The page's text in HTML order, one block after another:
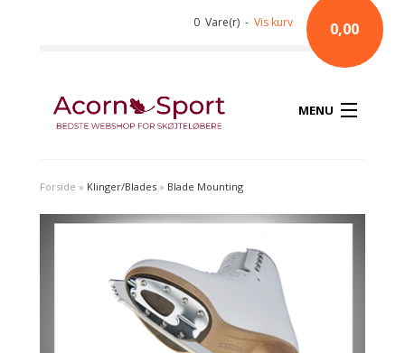
0 Vare(r) - Vis kurv 0,00
MENU
Forside » Klinger/Blades » Blade Mounting